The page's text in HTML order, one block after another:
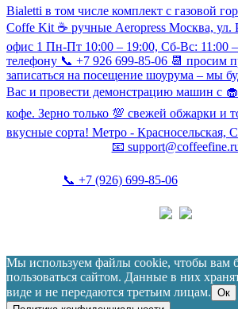
Bialetti в том числе комплект с газовой
Coffe Kit ☕️ ручные Aeropress Москва, ул.
офис 1 Пн-Пт 10:00 – 19:00, Сб-Вс: 11:00 –
телефону 📞 +7 926 699-85-06 📆 просим
записаться на посещение шоурума – мы
Вас и провести демонстрацию машин с
кофе. Зерно только 💯 свежей обжарки и
вкусные сорта! Метро - Красносельская,
📧
📞 +7 (926) 699-85-06
Мы используем файлы cookie, чтобы вам
пользоваться сайтом. Данные в них
виде и не передаются третьим лицам. Ок